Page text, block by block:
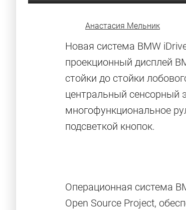
Анастасия Мельник
Новая система BMW
проекционный дисплей
стойки до стойки
центральный сенсорный
многофункциональное
подсветкой кнопок.
Операционная система
Open Source Project,